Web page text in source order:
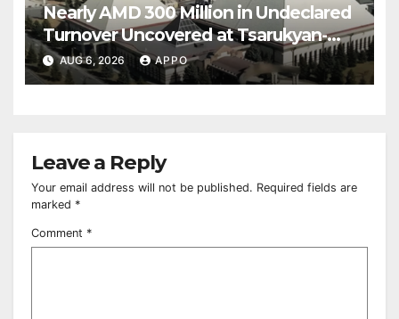
Nearly AMD 300 Million in Undeclared
Turnover Uncovered at Tsarukyan-
Owned Entertainment Center
AUG 6, 2026 APPO
Leave a Reply
Your email address will not be published. Required fields are
marked *
Comment *